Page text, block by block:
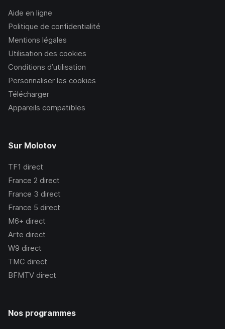
Aide en ligne
Politique de confidentialité
Mentions légales
Utilisation des cookies
Conditions d’utilisation
Personnaliser les cookies
Télécharger
Appareils compatibles
Sur Molotov
TF1 direct
France 2 direct
France 3 direct
France 5 direct
M6+ direct
Arte direct
W9 direct
TMC direct
BFMTV direct
Nos programmes